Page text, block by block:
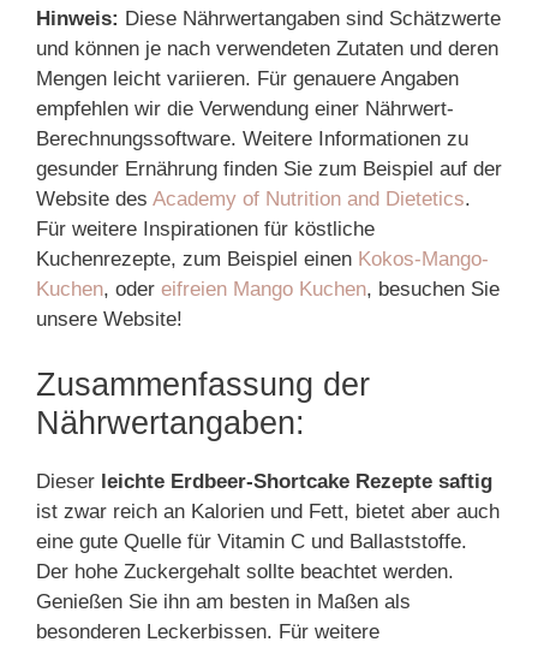
Hinweis: Diese Nährwertangaben sind Schätzwerte
und können je nach verwendeten Zutaten und deren
Mengen leicht variieren. Für genauere Angaben
empfehlen wir die Verwendung einer Nährwert-
Berechnungssoftware. Weitere Informationen zu
gesunder Ernährung finden Sie zum Beispiel auf der
Website des Academy of Nutrition and Dietetics.
Für weitere Inspirationen für köstliche
Kuchenrezepte, zum Beispiel einen Kokos-Mango-
Kuchen, oder eifreien Mango Kuchen, besuchen Sie
unsere Website!
Zusammenfassung der
Nährwertangaben:
Dieser leichte Erdbeer-Shortcake Rezepte saftig
ist zwar reich an Kalorien und Fett, bietet aber auch
eine gute Quelle für Vitamin C und Ballaststoffe.
Der hohe Zuckergehalt sollte beachtet werden.
Genießen Sie ihn am besten in Maßen als
besonderen Leckerbissen. Für weitere